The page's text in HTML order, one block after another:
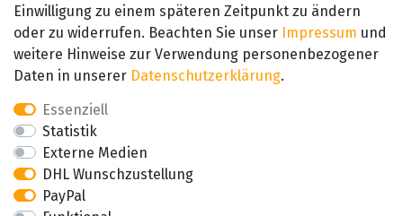
SEHR GUT
4.89 / 5
aus 657 Bewertungen
bei: amazon.de,
amazon.fr, amazon.it
Einwilligung zu einem späteren Zeitpunkt zu ändern
oder zu widerrufen. Beachten Sie unser Impressum und
weitere Hinweise zur Verwendung personenbezogener
Daten in unserer Daten­schutz­erklärung.
Essenziell
Statistik
Externe Medien
DHL Wunschzustellung
PayPal